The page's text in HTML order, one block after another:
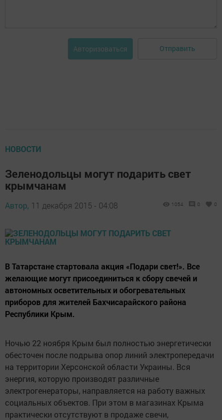
Авторизоваться Отправить
НОВОСТИ
Зеленодольцы могут подарить свет
крымчанам
Автор, 11 декабря 2015 - 04:08 1054 0 0
В Татарстане стартовала акция «Подари свет!». Все
желающие могут присоединиться к сбору свечей и
автономных осветительных и обогревательных
приборов для жителей Бахчисарайского района
Республики Крым.
Ночью 22 ноября Крым был полностью энергетически
обесточен после подрыва опор линий электропередачи
на территории Херсонской области Украины. Вся
энергия, которую производят различные
электрогенераторы, направляется на работу важных
социальных объектов. При этом в магазинах Крыма
практически отсутствуют в продаже свечи,